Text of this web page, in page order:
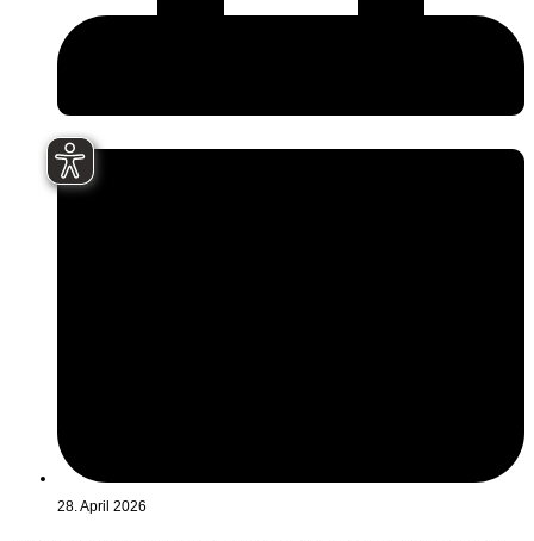
28. April 2026